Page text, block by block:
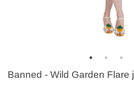
Banned - Wild Garden Flare